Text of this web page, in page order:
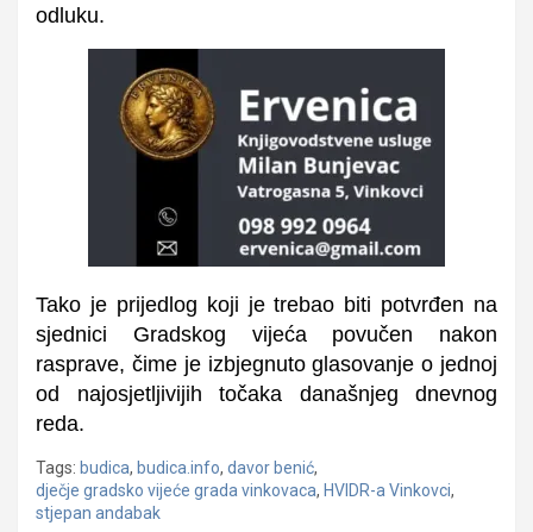
odluku.
Tako je prijedlog koji je trebao biti potvrđen na
sjednici Gradskog vijeća povučen nakon
rasprave, čime je izbjegnuto glasovanje o jednoj
od najosjetljivijih točaka današnjeg dnevnog
reda.
Tags: budica, budica.info, davor benić,
dječje gradsko vijeće grada vinkovaca, HVIDR-a Vinkovci,
stjepan andabak